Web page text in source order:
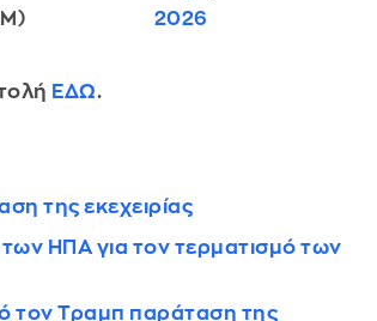
2026
ΕΔΩ.
της εκεχειρίας
των ΗΠΑ για τον τερματισμό των
τον Τραμπ παράταση της